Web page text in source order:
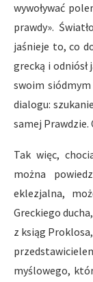
wywoływać
prawdy».
jaśnieje to, co
grecką i
swoim
dialogu:
samej Prawdzie.
Tak więc,
można
eklezjalna,
Greckiego
z ksiąg
myślowego,